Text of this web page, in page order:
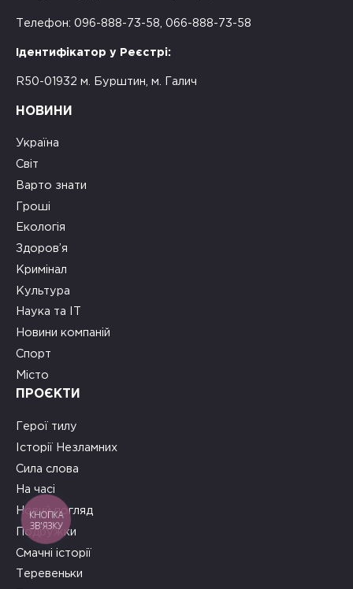
Телефон: 096-888-73-58, 066-888-73-58
Ідентифікатор у Реєстрі:
R50-01932 м. Бурштин, м. Галич
НОВИНИ
Україна
Світ
Варто знати
Гроші
Екологія
Здоров’я
Кримінал
Культура
Наука та ІТ
Новини компаній
Спорт
Місто
ПРОЄКТИ
Герої тилу
Історії Незламних
Сила слова
На часі
Новий погляд
Подружки
Смачні історії
Теревеньки
КНОПКА
ЗВ'ЯЗКУ